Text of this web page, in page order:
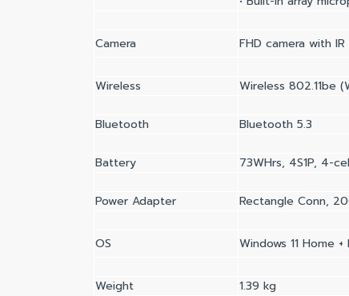
Camera FHD camera with
Wireless Wireless 802.11be
Bluetooth Bluetooth 5.3
Battery 73WHrs, 4S1P, 4-
Power Adapter Rectangle Conn,
OS Windows 11 Home
Weight 1.39 kg